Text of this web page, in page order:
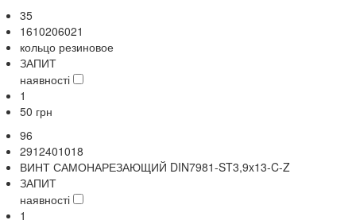
35
1610206021
кольцо резиновое
ЗАПИТ
наявності
1
50 грн
96
2912401018
ВИНТ САМОНАРЕЗАЮЩИЙ DIN7981-ST3,9x13-C-Z
ЗАПИТ
наявності
1